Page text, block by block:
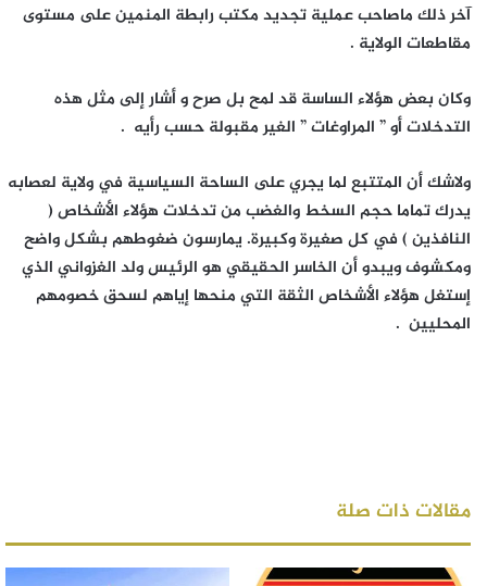
آخر ذلك ماصاحب عملية تجديد مكتب رابطة المنمين على مستوى
مقاطعات الولاية .
وكان بعض هؤلاء الساسة قد لمح بل صرح و أشار إلى مثل هذه
التدخلات أو ” المراوغات ” الغير مقبولة حسب رأيه .
ولاشك أن المتتبع لما يجري على الساحة السياسية في ولاية لعصابه
يدرك تماما حجم السخط والغضب من تدخلات هؤلاء الأشخاص (
النافذين ) في كل صغيرة وكبيرة. يمارسون ضغوطهم بشكل واضح
ومكشوف ويبدو أن الخاسر الحقيقي هو الرئيس ولد الغزواني الذي
إستغل هؤلاء الأشخاص الثقة التي منحها إياهم لسحق خصومهم
المحليين .
مقالات ذات صلة